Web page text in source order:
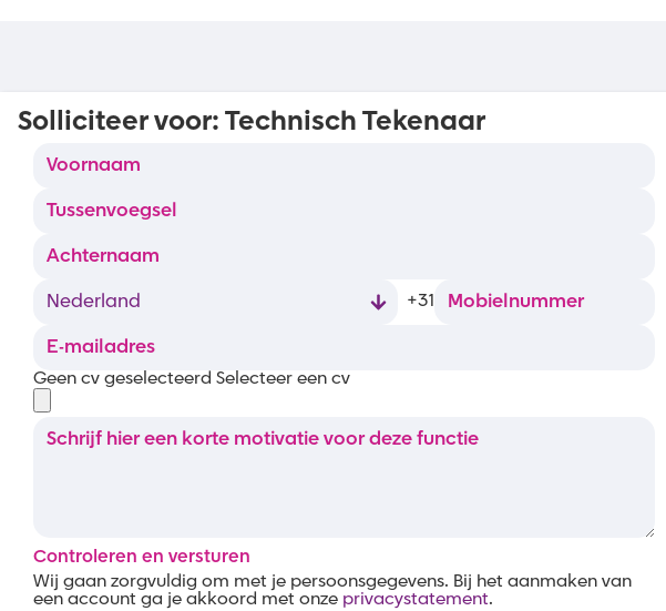
Solliciteer voor: Technisch Tekenaar
+31
Geen cv geselecteerd Selecteer een cv
Controleren en versturen
Wij gaan zorgvuldig om met je persoonsgegevens. Bij het aanmaken van
een account ga je akkoord met onze privacystatement.